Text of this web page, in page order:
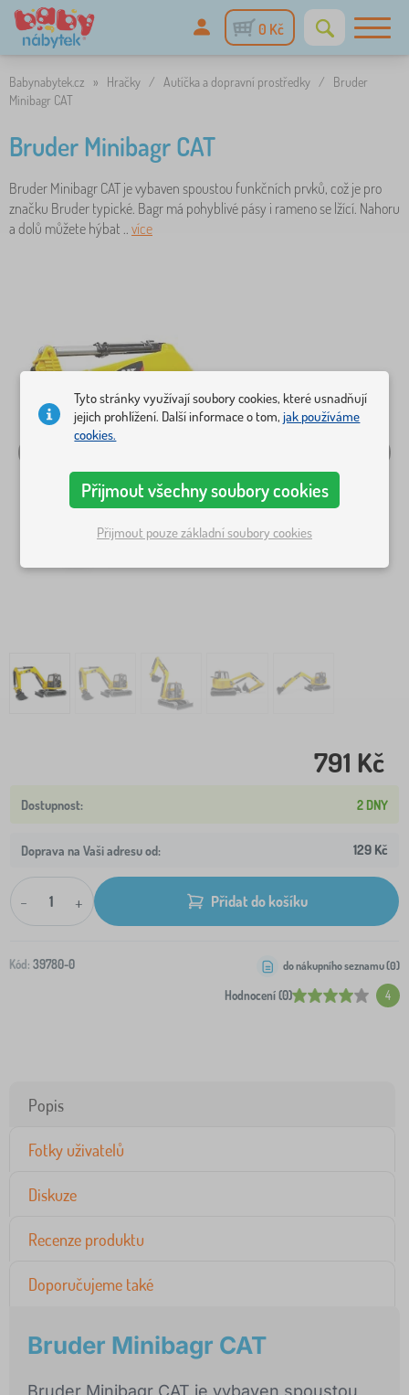
0 Kč
Babynabytek.cz » Hračky / Autíčka a dopravní prostředky /
Bruder
Minibagr CAT
Bruder Minibagr CAT
Bruder Minibagr CAT je vybaven spoustou funkčních prvků, což je pro
značku Bruder typické. Bagr má pohyblivé pásy i rameno se lžící. Nahoru
a dolů můžete hýbat .. více
791 Kč
2 DNY
Doprava na Vaši adresu od: 129 Kč
- + Přidat do košíku
Kód: 39780-0
Hodnocení (0) 4
do nákupního seznamu (0)
Popis
Fotky uživatelů
Diskuze
Recenze produktu
Doporučujeme také
Bruder Minibagr CAT
Bruder Minibagr CAT je vybaven spoustou
Tyto stránky využívají soubory cookies, které usnadňují
jejich prohlížení. Další informace o tom,jak používáme
cookies.
Přijmout všechny soubory cookies
Přijmout pouze základní soubory cookies